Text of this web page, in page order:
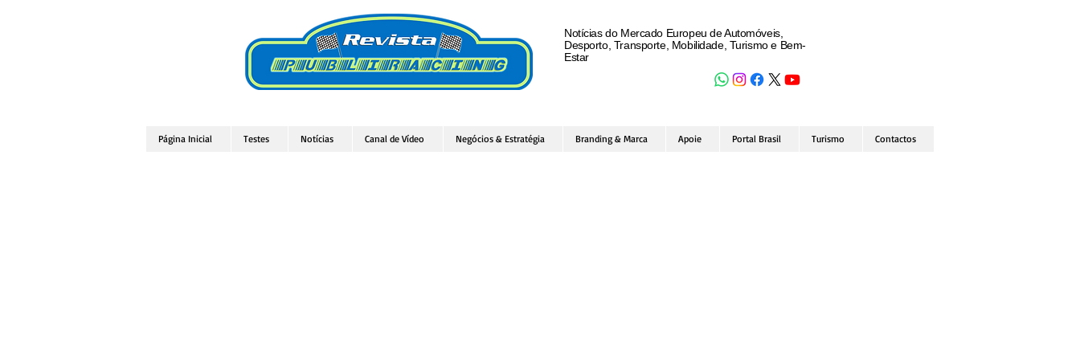
Notícias do Mercado Europeu de Automóveis,
Desporto, Transporte, Mobilidade, Turismo e Bem-
Estar
Página Inicial Testes Notícias Canal de Vídeo Negócios & Estratégia Branding & Marca Apoie Portal Brasil Turismo Contactos